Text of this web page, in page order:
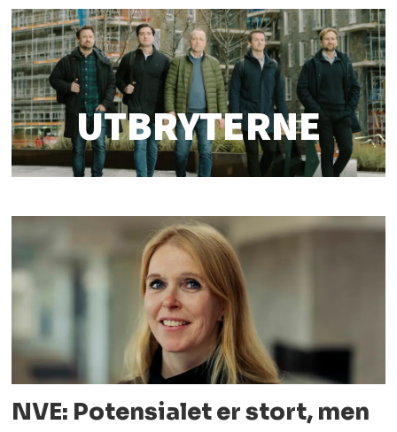
UTBRYTERNE
NVE: Potensialet er stort, men